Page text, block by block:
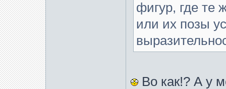
фигур, где те
или их позы
Во как!? А у